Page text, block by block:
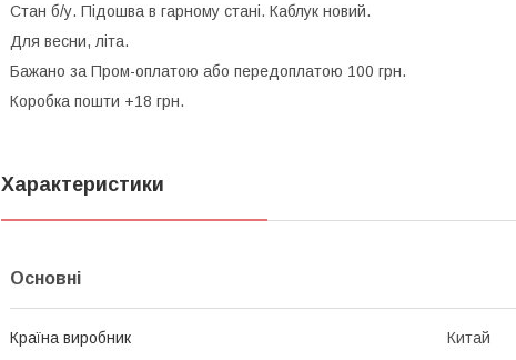
Стан б/у. Підошва в гарному стані. Каблук новий.
Для весни, літа.
Бажано за Пром-оплатою або передоплатою 100 грн.
Коробка пошти +18 грн.
Характеристики
Основні
Країна виробник Китай